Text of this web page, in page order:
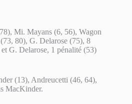
Mi. Mayans (6, 56), Wagon
80), G. Delarose (75), 8
G. Delarose, 1 pénalité (53)
(13), Andreucetti (46, 64),
MacKinder.